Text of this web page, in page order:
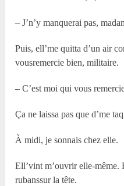
– J’n’y manquerai pas,
Puis, ell’me quitta d’un air
vousremercie bien, militaire.
– C’est moi qui vous
Ça ne laissa pas que d’me
À midi, je sonnais chez elle.
Ell’vint m’ouvrir elle-même.
rubanssur la tête.